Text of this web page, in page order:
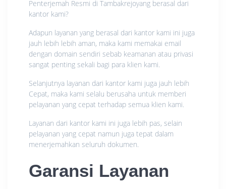
Penterjemah Resmi di Tambakrejoyang berasal dari
kantor kami?
Adapun layanan yang berasal dari kantor kami ini juga
jauh lebih lebih aman, maka kami memakai email
dengan domain sendiri sebab keamanan atau privasi
sangat penting sekali bagi para klien kami.
Selanjutnya layanan dari kantor kami juga jauh lebih
Cepat, maka kami selalu berusaha untuk memberi
pelayanan yang cepat terhadap semua klien kami.
Layanan dari kantor kami ini juga lebih pas, selain
pelayanan yang cepat namun juga tepat dalam
menerjemahkan seluruh dokumen.
Garansi Layanan